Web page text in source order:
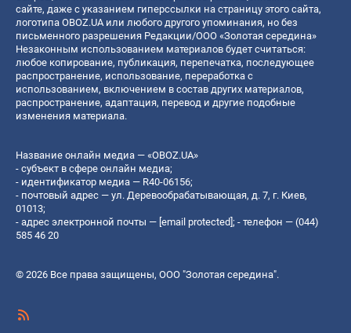
сайте, даже с указанием гиперссылки на страницу этого сайта,
логотипа OBOZ.UA или любого другого упоминания, но без
письменного разрешения Редакции/ООО «Золотая середина»
Незаконным использованием материалов будет считаться:
любое копирование, публикация, перепечатка, последующее
распространение, использование, переработка с
использованием, включением в состав других материалов,
распространение, адаптация, перевод и другие подобные
изменения материала.
Название онлайн медиа — «OBOZ.UA»
- субъект в сфере онлайн медиа;
- идентификатор медиа — R40-06156;
- почтовый адрес — ул. Деревообрабатывающая, д. 7, г. Киев,
01013;
- адрес электронной почты — [email protected]; - телефон — (044)
585 46 20
© 2026 Все права защищены, ООО "Золотая середина".